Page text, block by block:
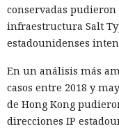
conservadas
infraestructura Salt
estadounidenses
En un análisis más
casos entre 2018 y
de Hong Kong
direcciones IP